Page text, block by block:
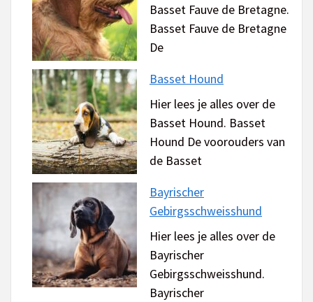
Basset Fauve de Bretagne.
Basset Fauve de Bretagne
De
Basset Hound
Hier lees je alles over de
Basset Hound. Basset
Hound De voorouders van
de Basset
Bayrischer
Gebirgsschweisshund
Hier lees je alles over de
Bayrischer
Gebirgsschweisshund.
Bayrischer